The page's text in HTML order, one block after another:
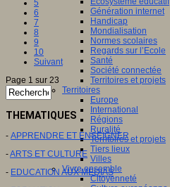
Génération internet
Handicap
Mondialisation
Normes scolaires
Regards sur l’Ecole
Santé
Société connectée
Territoires et projets
Territoires
Europe
International
Régions
Ruralité
Territoires et projets
Tiers lieux
Villes
Vivre ensemble
Citoyenneté
5
6
7
8
9
10
Suivant
Page 1 sur 23
THEMATIQUES
- APPRENDRE ET ENSEIGNER
-ARTS ET CULTURE
- EDUCATION AUX MEDIAS